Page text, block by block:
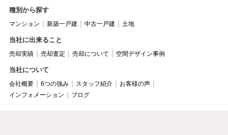
種別から探す
マンション 新築一戸建 中古一戸建 土地
当社に出来ること
売却実績 売却査定 売却について 空間デザイン事例
当社について
会社概要 6つの強み スタッフ紹介
お客様の声
インフォメーション
ブログ